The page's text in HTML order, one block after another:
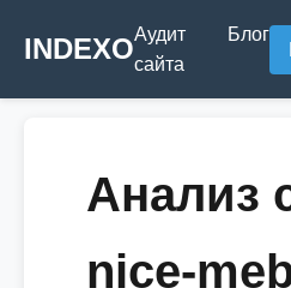
INDEXOАудит
сайта
Блог
Анализ
nice-